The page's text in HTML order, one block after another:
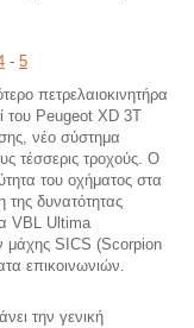
- 5
πετρελαιοκινητήρα
του Peugeot XD 3T
νέο σύστημα
τέσσερις τροχούς. Ο
του οχήματος στα
της δυνατότητας
VBL Ultima
μάχης SICS (Scorpion
επικοινωνιών.
την γενική